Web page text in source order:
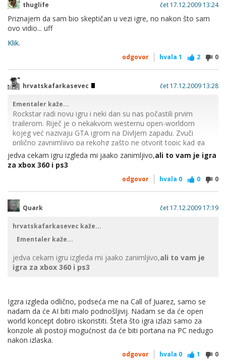
thuglife čet 17.12.2009 13:24
Priznajem da sam bio skeptičan u vezi igre, no nakon što sam
ovo vidio... uff
Klik.
odgovor hvala 1 2 0
hrvatskafarkasevec čet 17.12.2009 13:28
Ementaler kaže...
Rockstar radi novu igru i neki dan su nas počastili prvim
trailerom. Riječ je o nekakvom westernu open-worldom
kojeg već nazivaju GTA igrom na Divljem zapadu. Zvuči
prilično zavnimljivo pa rekohg zašto ne otvorit topic kad ga
već nema. Da vidimo šta mislite o igri.
Evo trailera, screenshota i prvih informacija o igri:
Red Dead Redemption trailer, screenovi, informacije
jedva cekam igru izgleda mi jaako zanimljivo,ali to vam je igra
za xbox 360 i ps3
odgovor hvala 0 0 0
Quark čet 17.12.2009 17:19
hrvatskafarkasevec kaže...
Ementaler kaže...
jedva cekam igru izgleda mi jaako zanimljivo,ali to vam je
igra za xbox 360 i ps3
Igzra izgleda odlično, podseća me na Call of Juarez, samo se
nadam da će AI biti malo podnošljivij. Nadam se da će open
world koncept dobro iskoristiti. Šteta što igra izlazi samo za
konzole ali postoji mogućnost da će biti portana na PC nedugo
nakon izlaska.
odgovor hvala 0 1 0